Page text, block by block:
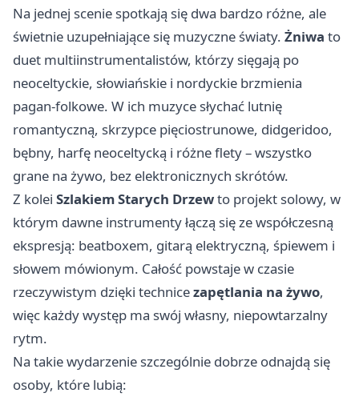
Na jednej scenie spotkają się dwa bardzo różne, ale
świetnie uzupełniające się muzyczne światy. Żniwa to
duet multiinstrumentalistów, którzy sięgają po
neoceltyckie, słowiańskie i nordyckie brzmienia
pagan-folkowe. W ich muzyce słychać lutnię
romantyczną, skrzypce pięciostrunowe, didgeridoo,
bębny, harfę neoceltycką i różne flety – wszystko
grane na żywo, bez elektronicznych skrótów.
Z kolei Szlakiem Starych Drzewto projekt solowy, w
którym dawne instrumenty łączą się ze współczesną
ekspresją: beatboxem, gitarą elektryczną, śpiewem i
słowem mówionym. Całość powstaje w czasie
rzeczywistym dzięki technicezapętlania na żywo,
więc każdy występ ma swój własny, niepowtarzalny
rytm.
Na takie wydarzenie szczególnie dobrze odnajdą się
osoby, które lubią: